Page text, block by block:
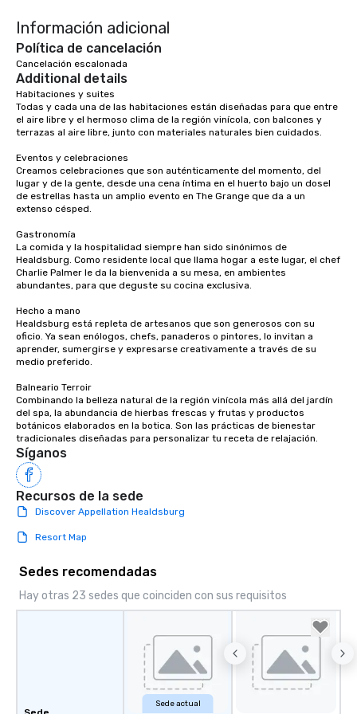
traverse along the
experiences not only
Lip Smacking Foodie
groups, small or large.
as 500 guests,
choice for any
Stress-Free Booking
more easily. You’ll
knowing that
Since the menu is
have nothing to worry
remember to submit
date any dietary
immediate seating
What’s more, your
a special warm
from the restaurant
be printed featuring
which can be an
Información adicional
Política de cancelación
Cancelación escalonada
Additional details
Habitaciones y suites
Todas y cada una de las habitaciones están diseñadas para que entre
el aire libre y el hermoso clima de la región vinícola, con balcones y
terrazas al aire libre, junto con materiales naturales bien cuidados.
Eventos y celebraciones
Creamos celebraciones que son auténticamente del momento, del
lugar y de la gente, desde una cena íntima en el huerto bajo un dosel
de estrellas hasta un amplio evento en The Grange que da a un
extenso césped.
Gastronomía
La comida y la hospitalidad siempre han sido sinónimos de
Healdsburg. Como residente local que llama hogar a este lugar, el chef
Charlie Palmer le da la bienvenida a su mesa, en ambientes
abundantes, para que deguste su cocina exclusiva.
Hecho a mano
Healdsburg está repleta de artesanos que son generosos con su
oficio. Ya sean enólogos, chefs, panaderos o pintores, lo invitan a
aprender, sumergirse y expresarse creativamente a través de su
medio preferido.
Balneario Terroir
Combinando la belleza natural de la región vinícola más allá del jardín
del spa, la abundancia de hierbas frescas y frutas y productos
botánicos elaborados en la botica. Son las prácticas de bienestar
tradicionales diseñadas para personalizar tu receta de relajación.
Síganos
Recursos de la sede
Discover Appellation Healdsburg
Resort Map
Sedes recomendadas
Hay otras 23 sedes que coinciden con sus requisitos
Sede actual